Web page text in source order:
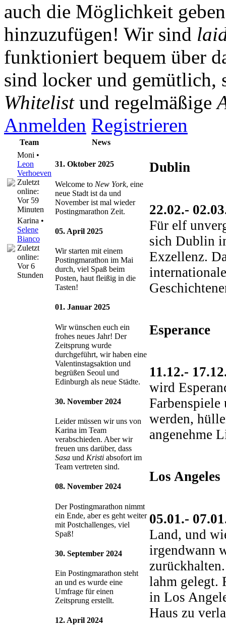
auch die Möglichkeit
hinzuzufügen! Wir sind
funktioniert bequem über
sind locker und gemütlich,
Whitelistund regelmäßige
Anmelden Registrieren
Team
News
Moni •
Leon
Verhoeven
Zuletzt
online:
Vor 59
Minuten
Karina •
Selene
Bianco
Zuletzt
online:
Vor 6
Stunden
31. Oktober 2025
Welcome to New York, eine
neue Stadt ist da und
November ist mal wieder
Postingmarathon Zeit.
05. April 2025
Wir starten mit einem
Postingmarathon im Mai
durch, viel Spaß beim
Posten, haut fleißig in die
Tasten!
01. Januar 2025
Wir wünschen euch ein
frohes neues Jahr! Der
Zeitsprung wurde
durchgeführt, wir haben eine
Valentinstagsaktion und
begrüßen Seoul und
Edinburgh als neue Städte.
30. November 2024
Leider müssen wir uns von
Karina im Team
verabschieden. Aber wir
freuen uns darüber, dass
Sasa und Kristi absofort im
Team vertreten sind.
08. November 2024
Der Postingmarathon nimmt
ein Ende, aber es geht weiter
mit Postchallenges, viel
Spaß!
30. September 2024
Ein Postingmarathon steht
an und es wurde eine
Umfrage für einen
Zeitsprung erstellt.
12. April 2024
Dublin
22.02.-
Für elf
sich Dublin
Exzellenz.
Esperance
11.12.-
wird
Farbenspiele
werden,
angenehme
Los Angeles
05.01.-
Land, und
irgendwann
lahm gelegt.
in Los
Haus zu